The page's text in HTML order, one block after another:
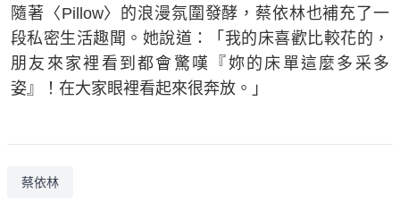
隨著〈Pillow〉的浪漫氛圍發酵，蔡依林也補充了一
段私密生活趣聞。她說道：「我的床喜歡比較花的，
朋友來家裡看到都會驚嘆『妳的床單這麼多采多
姿』！在大家眼裡看起來很奔放。」
蔡依林